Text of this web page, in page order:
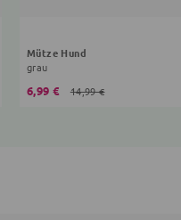
Mütze Hund
grau
6,99 € 14,99 €